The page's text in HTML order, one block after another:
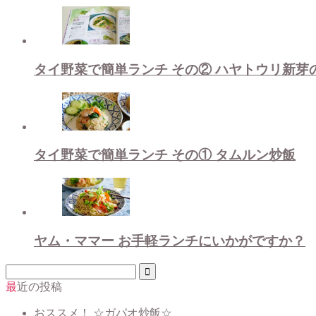
タイ野菜で簡単ランチ その② ハヤトウリ新芽
タイ野菜で簡単ランチ その① タムルン炒飯
ヤム・ママー お手軽ランチにいかがですか？
最近の投稿
おススメ！ ☆ガパオ炒飯☆